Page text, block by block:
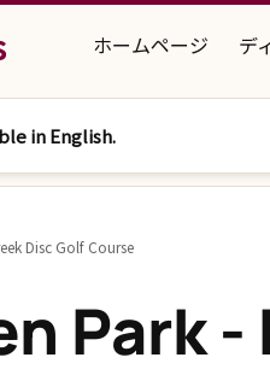
ホームページ デ
in English.
Disc Golf Course
Park